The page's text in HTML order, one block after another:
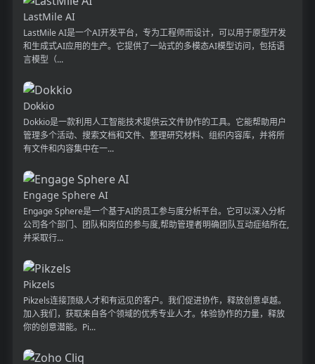
LastMile AI
LastMile AI是一个AI开发平台，专为工程师而设计，可以用于原型开发
和生成式AI应用的生产。它提供了一站式的多模态AI模型访问，包括语
言模型（...
Dokkio
Dokkio是一款利用人工智能技术提供云文件协作的工具。它能帮助用户
管理多个活动、搜索文档和文件、整理研究材料、组织内容库，并将所
有文件和内容集中在一...
Engage Sphere AI
Engage Sphere是一个基于AI的员工参与度分析平台。它可以深入分析
公司各个部门、团队和岗位的参与度,帮助管理者明确团队互动症结所在,
并采取行...
Pikzels
Pikzels连接顶级人才和有远见的客户。我们促进协作，释放创意卓越。
加入我们，获取来自各个领域的优秀专业人才。体验协作的力量，释放
你的创意潜能。Pi...